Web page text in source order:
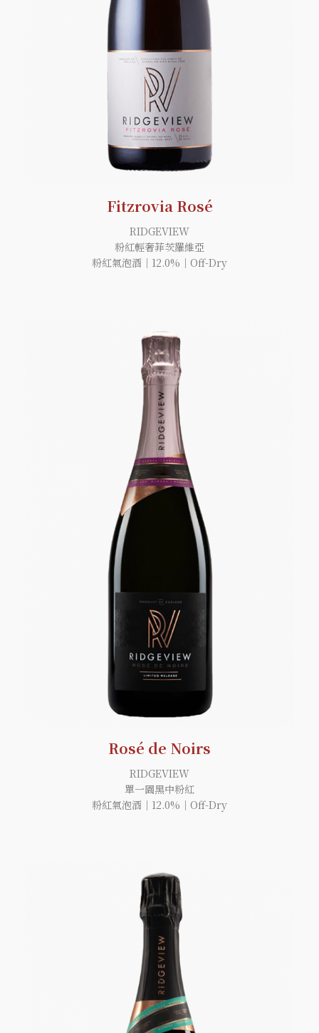
Fitzrovia Rosé
RIDGEVIEW
粉紅輕奢菲茨羅維亞
粉紅氣泡酒｜12.0%｜Off-Dry
Rosé de Noirs
RIDGEVIEW
單一園黑中粉紅
粉紅氣泡酒｜12.0%｜Off-Dry